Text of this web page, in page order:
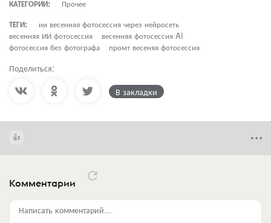
КАТЕГОРИИ:
Прочее
ТЕГИ:
ии весенняя фотосессия через нейросеть
весенняя ИИ фотосессия
весенняя фотосессия AI
фотосессия без фотографа
промт весеняя фотосессия
Поделиться:
В закладки
Комментарии
Написать комментарий...